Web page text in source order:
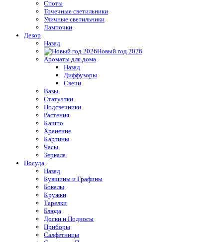
Споты
Точечные светильники
Уличные светильники
Лампочки
Декор
Назад
Новый год 2026
Ароматы для дома
Назад
Диффузоры
Свечи
Вазы
Статуэтки
Подсвечники
Растения
Кашпо
Хранение
Картины
Часы
Зеркала
Посуда
Назад
Кувшины и Графины
Бокалы
Кружки
Тарелки
Блюда
Доски и Подносы
Приборы
Салфетницы